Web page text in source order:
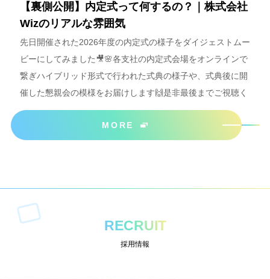
【裏側公開】内定式って何するの？｜株式会社
Wizのリアルな雰囲気
先日開催された2026年度の内定式の様子をダイジェストムー
ビーにしてみました🎥🌸各支社の内定式会場をオンラインで
繋ぎハイブリッド形式で行われた式典の様子や、式典後に開
催した懇親会の模様をお届けします🙌是非最後までご視聴く
ださいね＾＾
MORE
RECRUIT
採用情報